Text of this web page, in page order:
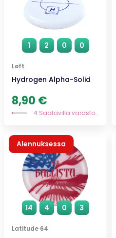
1 2 0 0
Løft
Hydrogen Alpha-Solid
8,90 €
4 Saatavilla varastossa
14 4 0 3
Latitude 64
Alennuksessa